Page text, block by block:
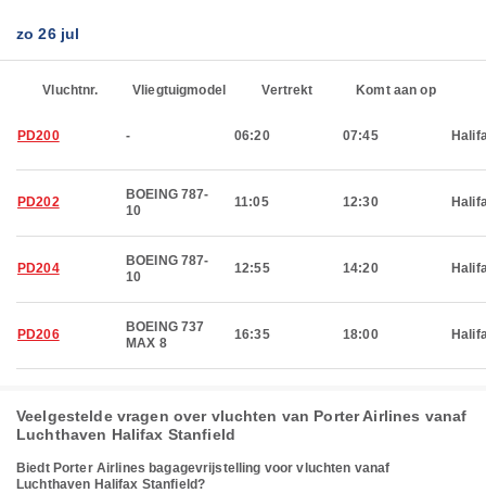
zo 26 jul
Vluchtnr. Vliegtuigmodel Vertrekt Komt aan op
PD200 - 06:20 07:45
PD202
BOEING 787-
10
11:05 12:30
PD204
BOEING 787-
10
12:55 14:20
PD206
BOEING 737
MAX 8
16:35 18:00
Veelgestelde vragen over vluchten van Porter Airlines vanaf
Luchthaven Halifax Stanfield
Biedt Porter Airlines bagagevrijstelling voor vluchten vanaf
Luchthaven Halifax Stanfield?